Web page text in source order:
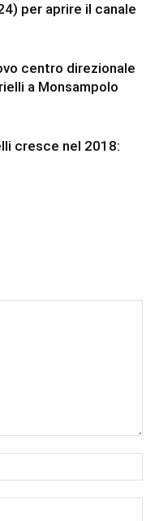
per aprire il canale
centro direzionale
a Monsampolo
cresce nel 2018: